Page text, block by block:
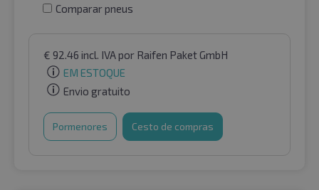
Comparar pneus
€ 92.46 incl. IVA por Raifen Paket GmbH
EM ESTOQUE
Envio gratuito
Pormenores Cesto de compras